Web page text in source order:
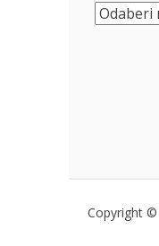
Arhiva
Copyright ©